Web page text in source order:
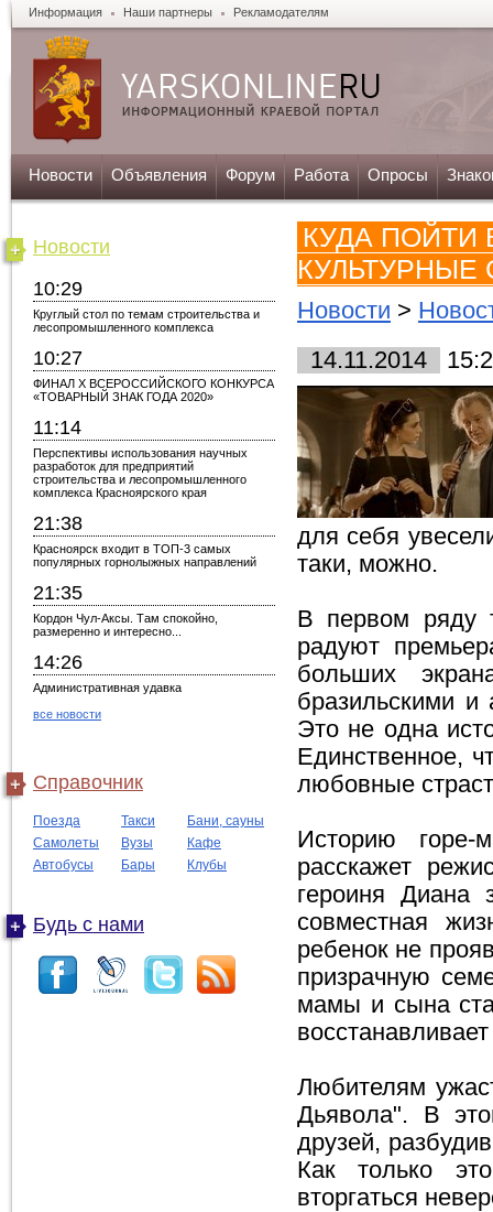
Информация Наши партнеры Рекламодателям
Новости Объявления Форум Работа Опросы
Новости
10:29
Круглый стол по темам строительства и
лесопромышленного комплекса
10:27
ФИНАЛ X ВСЕРОССИЙСКОГО КОНКУРСА
«ТОВАРНЫЙ ЗНАК ГОДА 2020»
11:14
Перспективы использования научных
разработок для предприятий
строительства и лесопромышленного
комплекса Красноярского края
21:38
Красноярск входит в ТОП-3 самых
популярных горнолыжных направлений
21:35
Кордон Чул-Аксы. Там спокойно,
размеренно и интересно...
14:26
Административная удавка
все новости
Справочник
Поезда Такси
Бани, сауны
Самолеты
Вузы
Кафе
Автобусы
Бары Клубы
Будь с нами
КУДА ПОЙТИ
КУЛЬТУРНЫЕ
Новости >
14.11.2014
для себя
таки, можно.
В первом ряду
радуют
больших
бразильскими
Это не одна
Единственное,
любовные
Историю горе-
расскажет
героиня Диана
совместная
ребенок не
призрачную
мамы и сына
Любителям
Дьявола". В
друзей,
Как только
вторгаться